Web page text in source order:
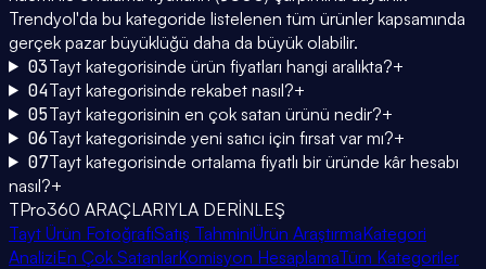
Trendyol'da bu kategoride listelenen tüm ürünler kapsamında
gerçek pazar büyüklüğü daha da büyük olabilir.
03Tayt kategorisinde ürün fiyatları hangi aralıkta?+
04Tayt kategorisinde rekabet nasıl?+
05Tayt kategorisinin en çok satan ürünü nedir?+
06Tayt kategorisinde yeni satıcı için fırsat var mı?+
07Tayt kategorisinde ortalama fiyatlı bir üründe kâr hesabı
nasıl?+
TPro360 ARAÇLARIYLA DERİNLEŞ
Tayt Ürün FotoğrafıSatış TahminiÜrün AraştırmaKategori
AnaliziEn Çok SatanlarKomisyon HesaplamaTüm Kategoriler